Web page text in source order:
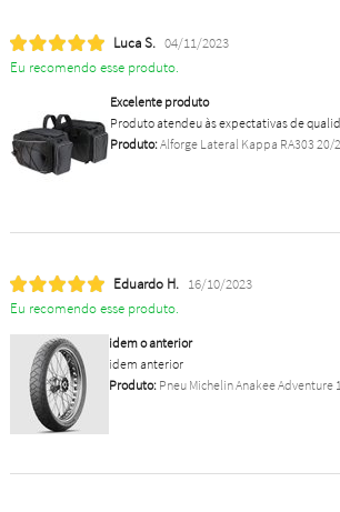
Luca S. 04/11/2023
Eu recomendo esse produto.
Excelente produto
Produto atendeu às expectativas de
Produto:Alforge Lateral Kappa RA303 20/
Eduardo H. 16/10/2023
Eu recomendo esse produto.
idem o anterior
idem anterior
Produto:Pneu Michelin Anakee Adventure